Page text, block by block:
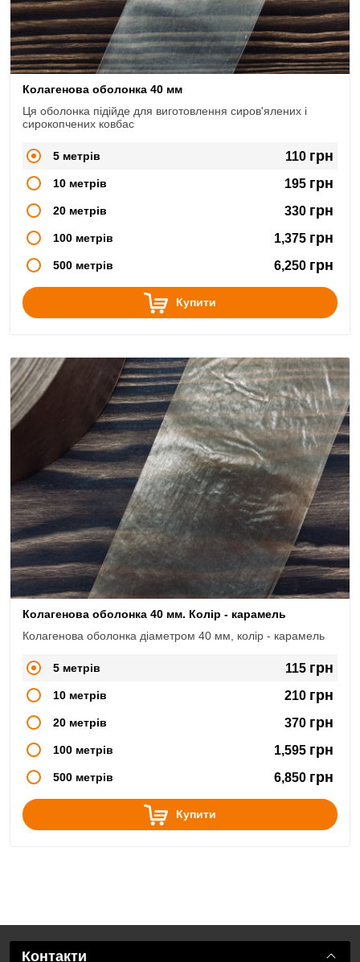
Колагенова оболонка 40 мм
Ця оболонка підійде для виготовлення сиров'ялених і
сирокопчених ковбас
5 метрів 110 грн
10 метрів 195 грн
20 метрів 330 грн
100 метрів 1,375 грн
500 метрів 6,250 грн
Купити
Колагенова оболонка 40 мм. Колір - карамель
Колагенова оболонка діаметром 40 мм, колір - карамель
5 метрів 115 грн
10 метрів 210 грн
20 метрів 370 грн
100 метрів 1,595 грн
500 метрів 6,850 грн
Купити
Контакти